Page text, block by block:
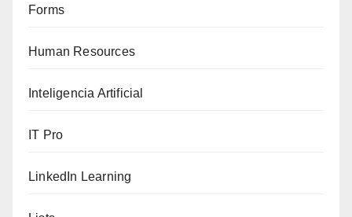
Forms
Human Resources
Inteligencia Artificial
IT Pro
LinkedIn Learning